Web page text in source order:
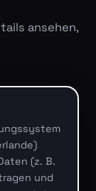
ansehen,
(z. B.
und